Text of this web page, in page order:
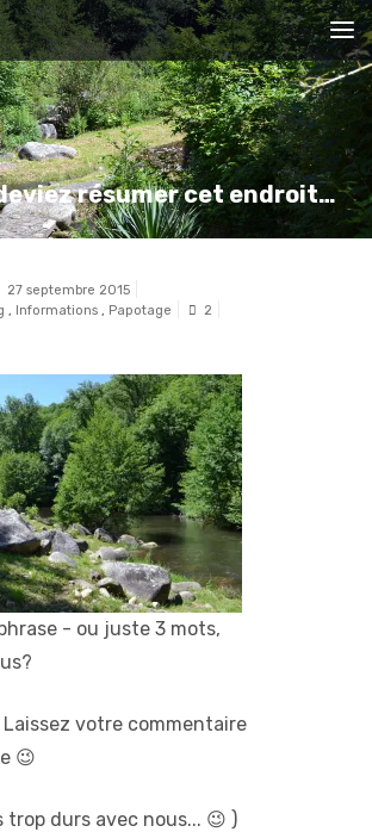
résumer cet endroit…
27 septembre 2015
, Informations , Papotage 2
- ou juste 3 mots,
votre commentaire
😉
trop durs avec nous... 😉 )